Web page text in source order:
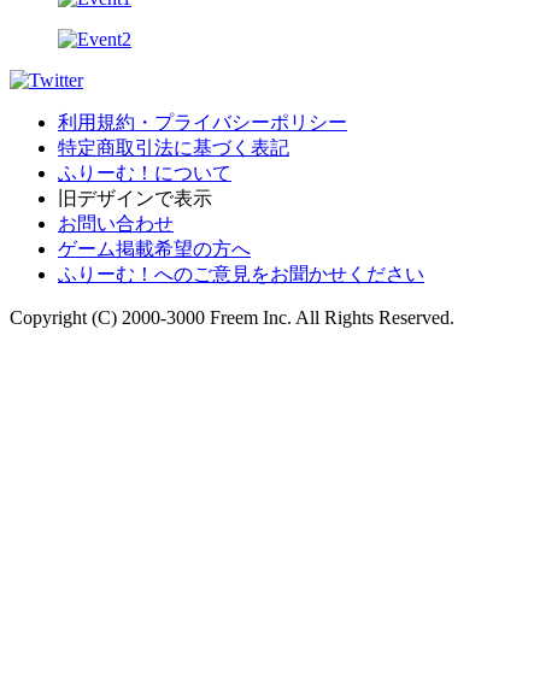
利用規約・プライバシーポリシー
特定商取引法に基づく表記
ふりーむ！について
旧デザインで表示
お問い合わせ
ゲーム掲載希望の方へ
ふりーむ！へのご意見をお聞かせください
Copyright (C) 2000-3000 Freem Inc. All Rights Reserved.